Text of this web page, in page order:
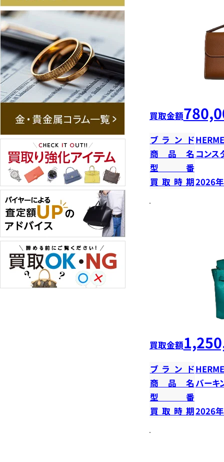
買取金額
ブランド
商品名 コンス
型番
買取時期2026
買取金額
ブランド
商品名 バーキ
型番
買取時期2026